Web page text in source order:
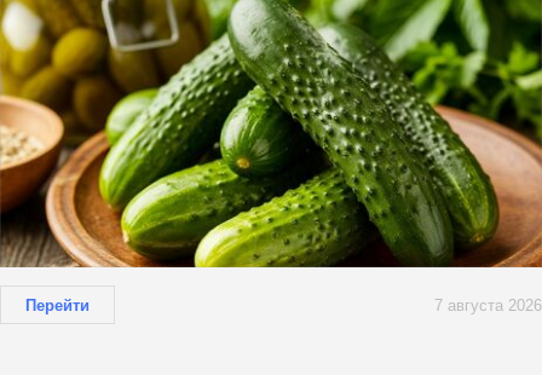
Перейти 7 августа 2026